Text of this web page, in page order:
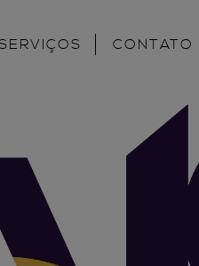
CONTATO